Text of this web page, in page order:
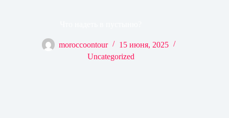
moroccoontour
15 июня, 2025
Uncategorized